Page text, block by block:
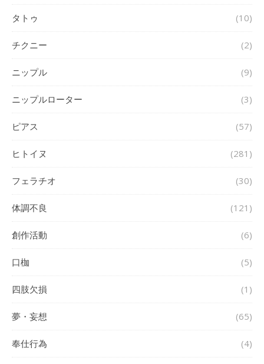
タトゥ (10)
チクニー (2)
ニップル (9)
ニップルローター (3)
ピアス (57)
ヒトイヌ (281)
フェラチオ (30)
体調不良 (121)
創作活動 (6)
口枷 (5)
四肢欠損 (1)
夢・妄想 (65)
奉仕行為 (4)